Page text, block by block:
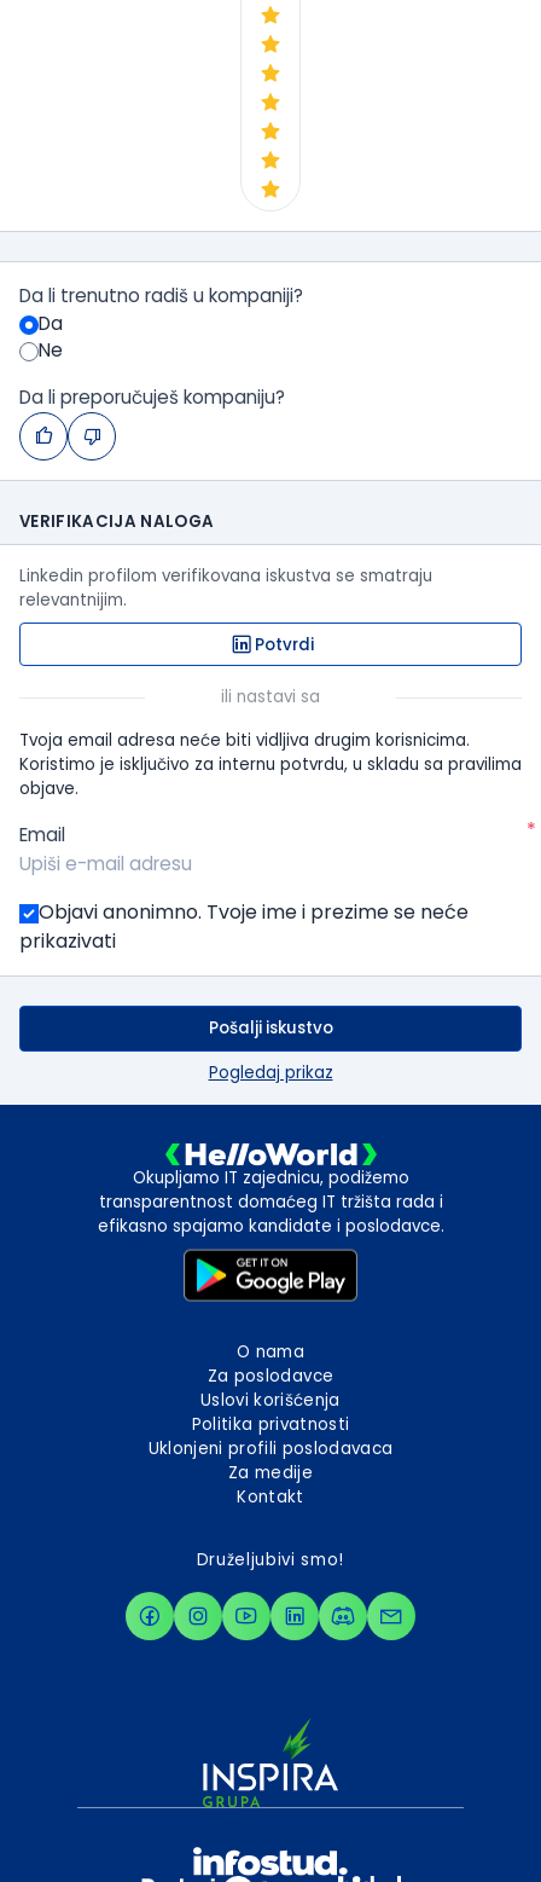
Da li trenutno radiš u kompaniji?
Da
Ne
Da li preporučuješ kompaniju?
VERIFIKACIJA NALOGA
Linkedin profilom verifikovana iskustva se smatraju
relevantnijim.
Potvrdi
ili nastavi sa
Tvoja email adresa neće biti vidljiva drugim korisnicima.
Koristimo je isključivo za internu potvrdu, u skladu sa pravilima
objave.
Email *
Objavi anonimno. Tvoje ime i prezime se neće
prikazivati
Pošalji iskustvo
Pogledaj prikaz
Okupljamo IT zajednicu, podižemo
transparentnost domaćeg IT tržišta rada i
efikasno spajamo kandidate i poslodavce.
O nama
Za poslodavce
Uslovi korišćenja
Politika privatnosti
Uklonjeni profili poslodavaca
Za medije
Kontakt
Druželjubivi smo!